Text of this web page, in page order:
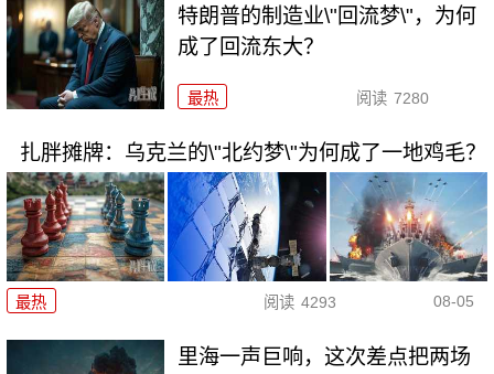
特朗普的制造业\"回流梦\"，为何
成了回流东大？
最热 阅读 7280
扎胖摊牌：乌克兰的\"北约梦\"为何成了一地鸡毛？
最热 阅读 4293 08-05
里海一声巨响，这次差点把两场